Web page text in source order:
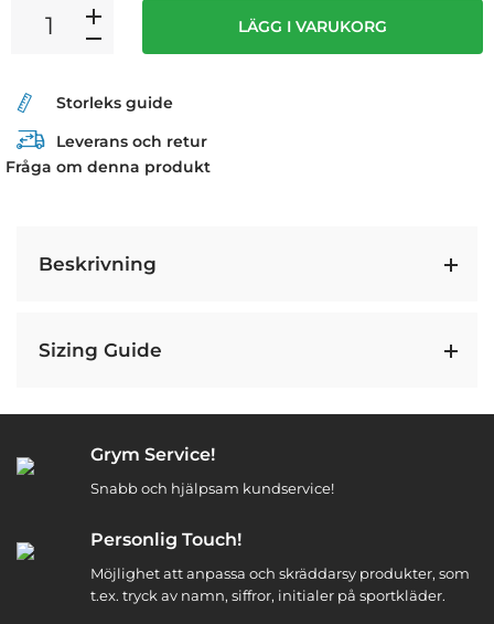
LÄGG I VARUKORG
Storleks guide
Leverans och retur
Fråga om denna produkt
Beskrivning
Sizing Guide
Grym Service!
Snabb och hjälpsam kundservice!
Personlig Touch!
Möjlighet att anpassa och skräddarsy produkter, som
t.ex. tryck av namn, siffror, initialer på sportkläder.